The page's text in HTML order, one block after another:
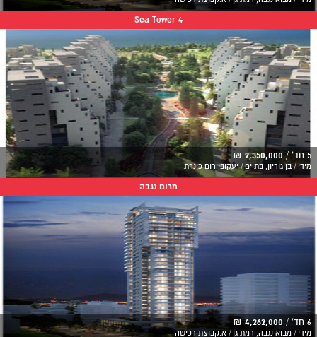
Sea Tower 4
5 חד' / 2,350,000 ₪
מידי / בן גוריון, בת ים / יעקובי רום כינרת
מרום נגבה
6 חד' / 4,262,000 ₪
מידי / מבוא נגבה, רמת גן / א.קבוצת רכישה